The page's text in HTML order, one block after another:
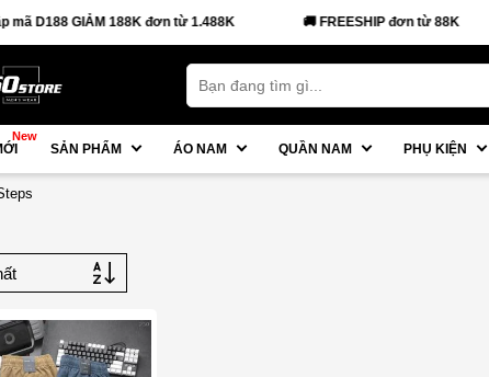
D188 GIẢM 188K đơn từ 1.488K 🚚 FREESHIP đơn từ 88K
New
SẢN PHẨM ÁO NAM QUẦN NAM PHỤ KIỆN